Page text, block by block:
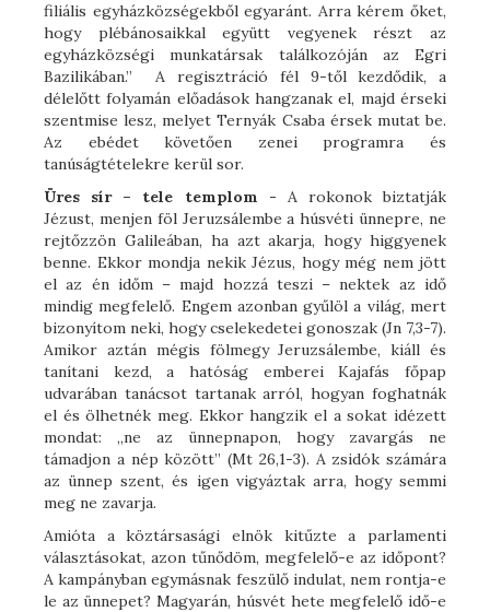
filiális egyházközségekből egyaránt. Arra kérem őket,
hogy plébánosaikkal együtt vegyenek részt az
egyházközségi munkatársak találkozóján az Egri
Bazilikában.” A regisztráció fél 9-től kezdődik, a
délelőtt folyamán előadások hangzanak el, majd érseki
szentmise lesz, melyet Ternyák Csaba érsek mutat be.
Az ebédet követően zenei programra és
tanúságtételekre kerül sor.
Üres sír – tele templom - A rokonok biztatják
Jézust, menjen föl Jeruzsálembe a húsvéti ünnepre, ne
rejtőzzön Galileában, ha azt akarja, hogy higgyenek
benne. Ekkor mondja nekik Jézus, hogy még nem jött
el az én időm – majd hozzá teszi – nektek az idő
mindig megfelelő. Engem azonban gyűlöl a világ, mert
bizonyítom neki, hogy cselekedetei gonoszak (Jn 7,3-7).
Amikor aztán mégis fölmegy Jeruzsálembe, kiáll és
tanítani kezd, a hatóság emberei Kajafás főpap
udvarában tanácsot tartanak arról, hogyan foghatnák
el és ölhetnék meg. Ekkor hangzik el a sokat idézett
mondat: „ne az ünnepnapon, hogy zavargás ne
támadjon a nép között” (Mt 26,1-3). A zsidók számára
az ünnep szent, és igen vigyáztak arra, hogy semmi
meg ne zavarja.
Amióta a köztársasági elnök kitűzte a parlamenti
választásokat, azon tűnődöm, megfelelő-e az időpont?
A kampányban egymásnak feszülő indulat, nem rontja-e
le az ünnepet? Magyarán, húsvét hete megfelelő idő-e